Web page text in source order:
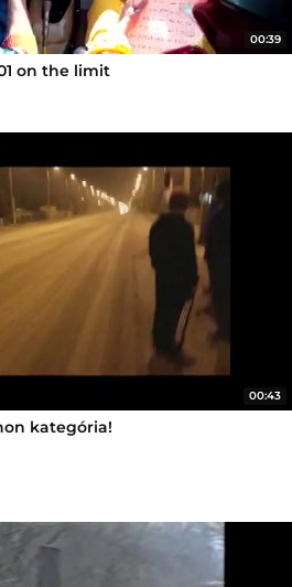
00:39
on the limit
00:43
kategória!